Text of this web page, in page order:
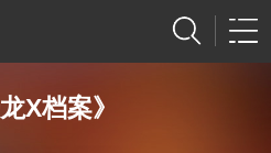
龙X档案》